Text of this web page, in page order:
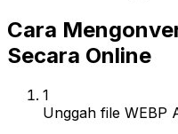
Cara
Secara Online
1
Unggah file WEBP